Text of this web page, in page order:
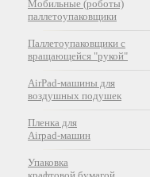
Мобильные (роботы)
паллетоупаковщики
Паллетоупаковщики с
вращающейся "рукой"
AirPad-машины для
воздушных подушек
Пленка для
Airpad-машин
Упаковка